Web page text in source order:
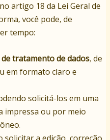
artigo 18 da Lei Geral de
você pode, de
tempo:
tratamento de dados, de
em formato claro e
solicitá-los em uma
impressa ou por meio